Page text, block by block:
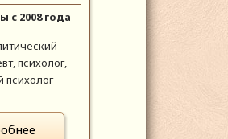
с 2008 года
психолог,
психолог